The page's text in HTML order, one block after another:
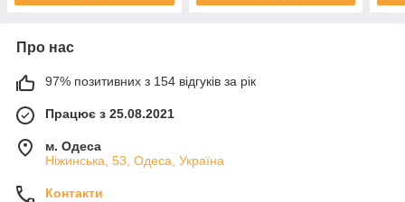
Про нас
97% позитивних з 154 відгуків за рік
Працює з 25.08.2021
м. Одеса
Ніжинська, 53, Одеса, Україна
Контакти